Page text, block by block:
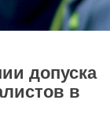
допуска
в